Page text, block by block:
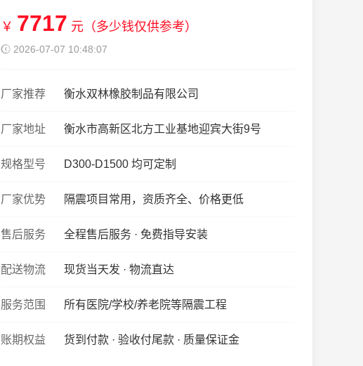
￥ 7717 元（多少钱仅供参考）
2026-07-07 10:48:07
厂家推荐 衡水双林橡胶制品有限公司
厂家地址 衡水市高新区北方工业基地迎宾大街9号
规格型号 D300-D1500 均可定制
厂家优势 隔震项目常用，资质齐全、价格更低
售后服务 全程售后服务 · 免费指导安装
配送物流 现货当天发 · 物流直达
服务范围 所有医院/学校/养老院等隔震工程
账期权益 货到付款 · 验收付尾款 · 质量保证金